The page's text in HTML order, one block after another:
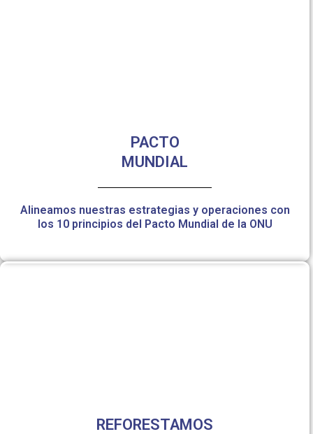
PACTO
MUNDIAL
Alineamos nuestras estrategias y operaciones con
los 10 principios del Pacto Mundial de la ONU
REFORESTAMOS